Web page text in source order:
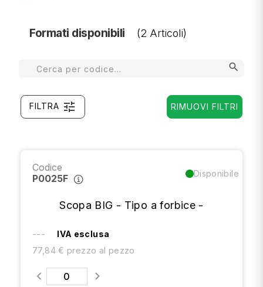
Formati disponibili (2 Articoli)
search
FILTRA tune RIMUOVI FILTRI
Codice
P0025F
Disponibile
Scopa BIG - Tipo a forbice -
---
IVA esclusa
77,84 € prezzo al pezzo